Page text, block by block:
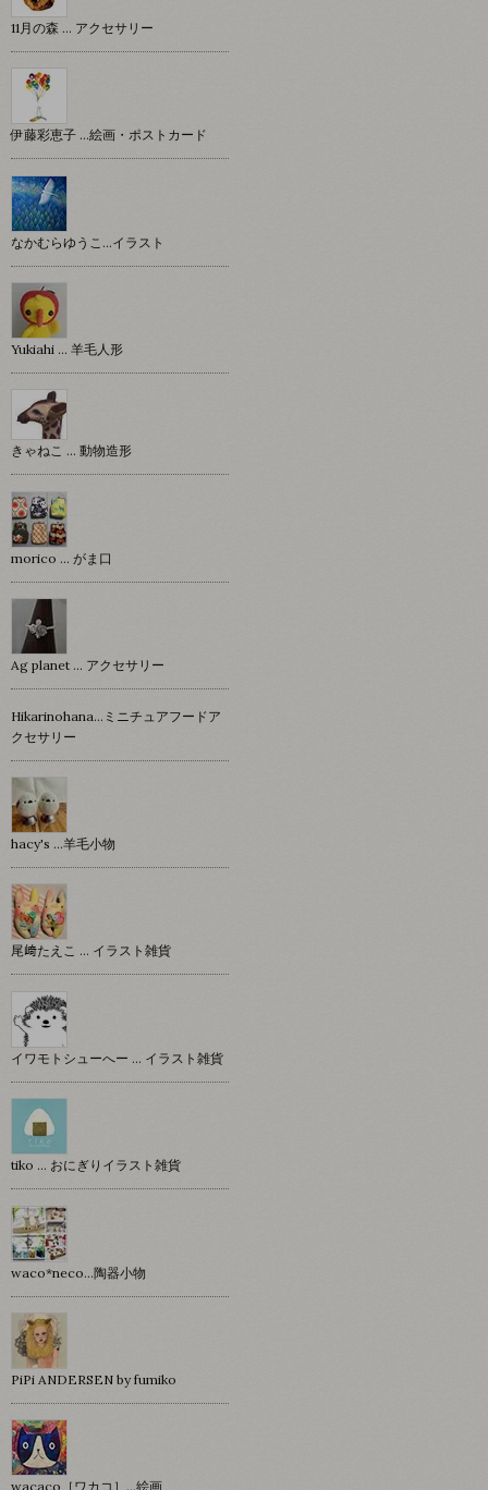
11月の森 … アクセサリー
伊藤彩恵子 …絵画・ポストカード
なかむらゆうこ…イラスト
Yukiahi … 羊毛人形
きゃねこ … 動物造形
morico … がま口
Ag planet … アクセサリー
Hikarinohana…ミニチュアフードア
クセサリー
hacy's …羊毛小物
尾﨑たえこ … イラスト雑貨
イワモトシューへー … イラスト雑貨
tiko … おにぎりイラスト雑貨
waco*neco...陶器小物
PiPi ANDERSEN by fumiko
wacaco［ワカコ］…絵画